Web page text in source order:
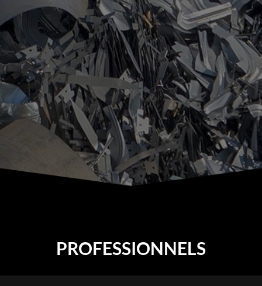
PROFESSIONNELS